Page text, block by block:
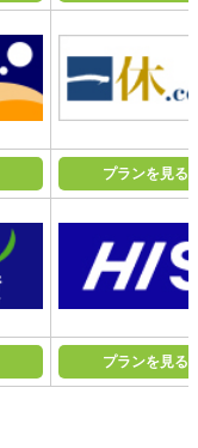
プランを見る
プランを見る